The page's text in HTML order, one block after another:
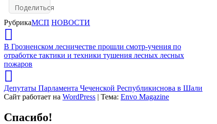
Поделиться
РубрикаМСП НОВОСТИ
В Грозненском лесничестве прошли смотр-учения по
отработке тактики и техники тушения лесных лесных
пожаров
Депутаты Парламента Чеченской Республикиснова в Шали
Сайт работает на WordPress | Тема: Envo Magazine
Спасибо!